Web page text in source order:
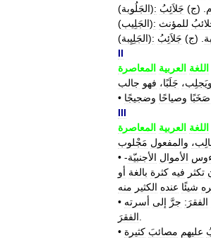
(الجَلُوبة): . (ج) جَلاَئِبُ
(الجَلِيب): للمؤنث
(الجَلِيِبة): . (ج) جَلاَئِبُ
II
اللغة العربية المعاصرة
ويَجلِب، جَلَبًا، فهو جالب
•
صَخَبًا وصياحًا وضجيجًا
III
اللغة العربية المعاصرة
والمفعول مَجْلوب
•
الأموال الأجنبيّة-
تكثر فيه كثرة بالغة أو
شيئًا عنده الكثير منه
•
الفقرَ: جرَّ إلى أسرته
الفقرَ
•
عليهم مصائبَ كثيرة